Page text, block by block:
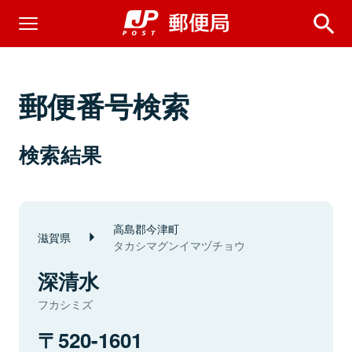
郵便番号検索
検索結果
滋賀県 高島郡今津町
タカシマグンイマヅチョウ
深清水
フカシミズ
520-1601